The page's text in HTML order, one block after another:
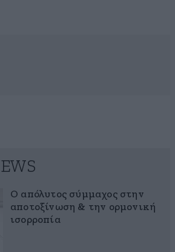
Ο απόλυτος σύμμαχος στην
αποτοξίνωση & την ορμονική
ισορροπία